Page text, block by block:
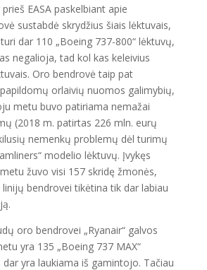
EASA paskelbiant apie
sustabdė skrydžius šiais lėktuvais,
dar 110 „Boeing 737-800“ lėktuvų,
negalioja, tad kol kas keleivius
Oro bendrovė taip pat
orlaivių nuomos galimybių,
metu buvo patiriama nemažai
(2018 m. patirtas 226 mln. eurų
nemenkų problemų dėl turimų
modelio lėktuvų. Įvykęs
žuvo visi 157 skridę žmonės,
linijų bendrovei tikėtina tik dar labiau
oro bendrovei „Ryanair“ galvos
yra 135 „Boeing 737 MAX“
dar yra laukiama iš gamintojo. Tačiau